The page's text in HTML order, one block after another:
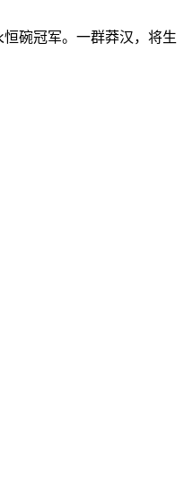
碗冠军。一群莽汉，将生